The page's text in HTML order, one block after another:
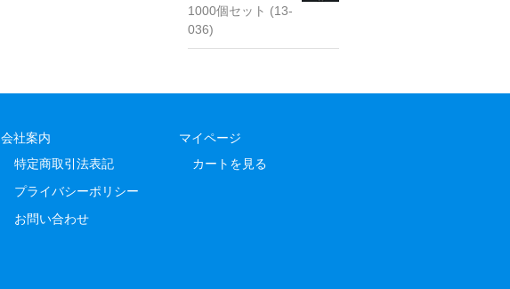
1000個セット (13-
036)
会社案内
特定商取引法表記
プライバシーポリシー
お問い合わせ
マイページ
カートを見る